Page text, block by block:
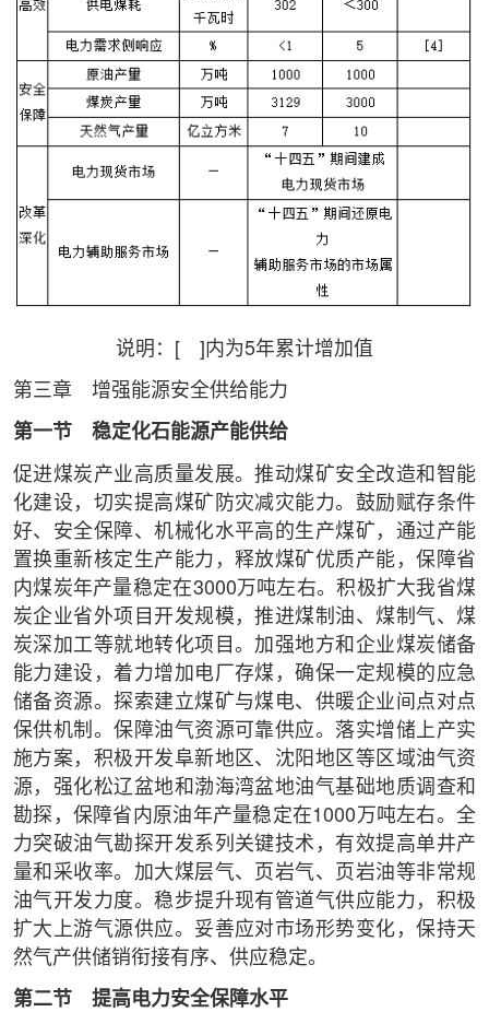
说明：[ ]内为5年累计增加值
第三章 增强能源安全供给能力
第一节 稳定化石能源产能供给
促进煤炭产业高质量发展。推动煤矿安全改造和智能
化建设，切实提高煤矿防灾减灾能力。鼓励赋存条件
好、安全保障、机械化水平高的生产煤矿，通过产能
置换重新核定生产能力，释放煤矿优质产能，保障省
内煤炭年产量稳定在3000万吨左右。积极扩大我省煤
炭企业省外项目开发规模，推进煤制油、煤制气、煤
炭深加工等就地转化项目。加强地方和企业煤炭储备
能力建设，着力增加电厂存煤，确保一定规模的应急
储备资源。探索建立煤矿与煤电、供暖企业间点对点
保供机制。保障油气资源可靠供应。落实增储上产实
施方案，积极开发阜新地区、沈阳地区等区域油气资
源，强化松辽盆地和渤海湾盆地油气基础地质调查和
勘探，保障省内原油年产量稳定在1000万吨左右。全
力突破油气勘探开发系列关键技术，有效提高单井产
量和采收率。加大煤层气、页岩气、页岩油等非常规
油气开发力度。稳步提升现有管道气供应能力，积极
扩大上游气源供应。妥善应对市场形势变化，保持天
然气产供储销衔接有序、供应稳定。
第二节 提高电力安全保障水平